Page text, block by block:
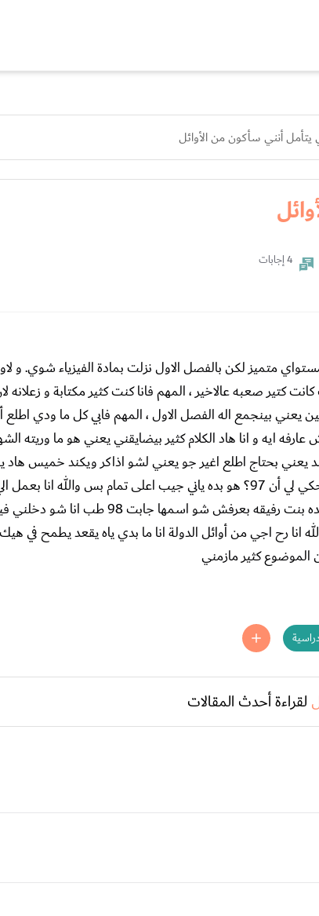
يتأمل أنني سأكون من الأوائل
4 إجابات
مستواي متميز لكن بالفصل الاول نزلت بمادة الفيزياء شوي.
كتير صعبه عالاخير ، المهم فانا كنت كثير مكتابة و
يعني بينجمع اله الفصل الاول ، المهم فابي كل ما ودي
ايه و انا هاد الكلام كثير بيضايقني يعني هو ما وريته
بحتاج اطلع اغير جو يعني لشو اذاكر ويكند خميس هاد
الامتحانات كنت دائما أطمح اجيب 97 أو 98 فبيحكي لي أن 97؟ هو بده ياني جيب
هيك مش عارفه اموت حالي، و دائما بيقولي أن عنده
انا رح اجي من أوائل الدولة انا ما بدي ياه يقعد يطمح
الموضوع كثير مازمني
لقراءة أحدث المقالات